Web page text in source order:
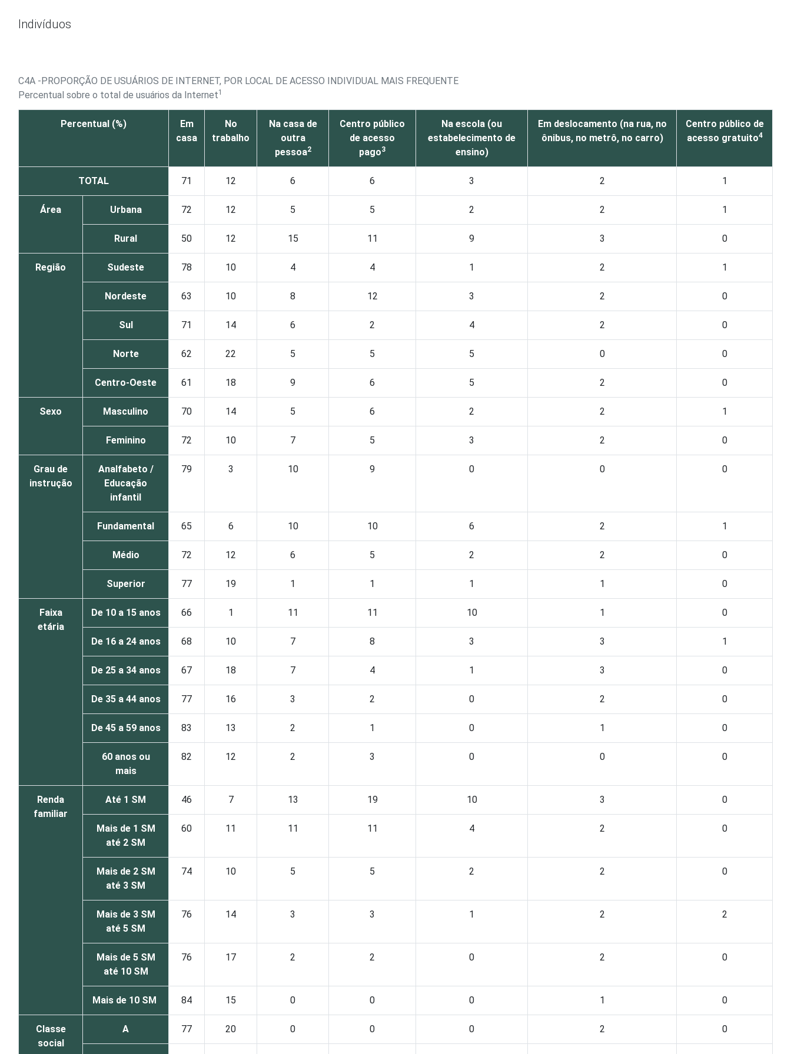
Indivíduos
C4A -PROPORÇÃO DE USUÁRIOS DE INTERNET, POR LOCAL DE ACESSO INDIVIDUAL MAIS FREQUENTE
Percentual sobre o total de usuários da Internet1
Percentual (%)
Em
casa
No
trabalho
Na casa de
outra
pessoa2
Centro público
de acesso
pago3
Na escola (ou
estabelecimento de
ensino)
Em deslocamento (na rua, no
ônibus, no metrô, no carro)
Centro público de
acesso gratuito4
TOTAL 71 12 6 6 3 2 1
Área Urbana 72 12 5 5 2 2 1
Rural 50 12 15 11 9 3 0
Região Sudeste 78 10 4 4 1 2 1
Nordeste 63 10 8 12 3 2 0
Sul 71 14 6 2 4 2 0
Norte 62 22 5 5 5 0 0
Centro-Oeste 61 18 9 6 5 2 0
Sexo Masculino 70 14 5 6 2 2 1
Feminino 72 10 7 5 3 2 0
Grau de
instrução
Analfabeto /
Educação
infantil
79 3 10 9 0 0 0
Fundamental 65 6 10 10 6 2 1
Médio 72 12 6 5 2 2 0
Superior 77 19 1 1 1 1 0
Faixa
etária
De 10 a 15 anos 66 1 11 11 10 1 0
De 16 a 24 anos 68 10 7 8 3 3 1
De 25 a 34 anos 67 18 7 4 1 3 0
De 35 a 44 anos 77 16 3 2 0 2 0
De 45 a 59 anos 83 13 2 1 0 1 0
60 anos ou
mais
82 12 2 3 0 0 0
Renda
familiar
Até 1 SM 46 7 13 19 10 3 0
Mais de 1 SM
até 2 SM
60 11 11 11 4 2 0
Mais de 2 SM
até 3 SM
74 10 5 5 2 2 0
Mais de 3 SM
até 5 SM
76 14 3 3 1 2 2
Mais de 5 SM
até 10 SM
76 17 2 2 0 2 0
Mais de 10 SM 84 15 0 0 0 1 0
Classe
social
A 77 20 0 0 0 2 0